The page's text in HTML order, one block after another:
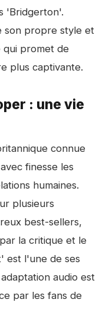
'Bridgerton'.
son propre style et
qui promet de
plus captivante.
: une vie
connue
finesse les
humaines.
plusieurs
best-sellers,
la critique et le
est l'une de ses
audio est
par les fans de